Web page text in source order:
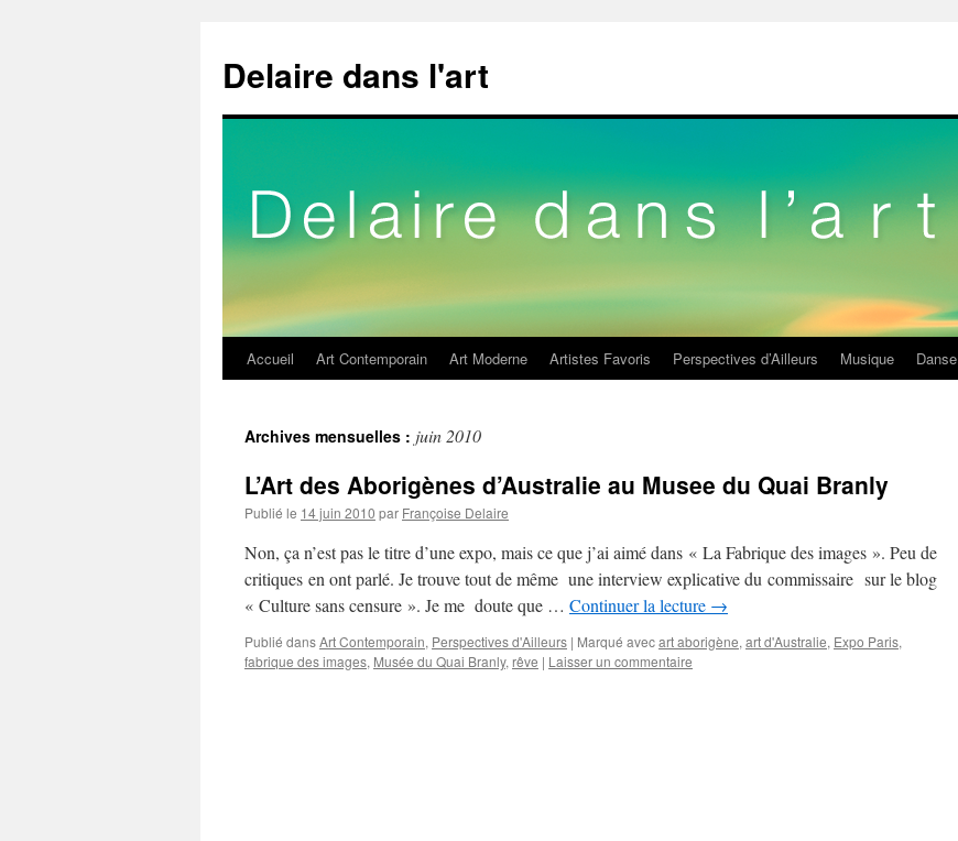
Delaire dans l'art
Aller
contenu
Accueil Art Contemporain Art Moderne Artistes Favoris Perspectives d’Ailleurs Musique Danse
Archives mensuelles : juin 2010
L’Art des Aborigènes d’Australie au Musee du Quai Branly
Publié le 14 juin 2010 par Françoise Delaire
Non, ça n’est pas le titre d’une expo, mais ce que j’ai aimé dans « La Fabrique des images ». Peu de
critiques en ont parlé. Je trouve tout de même une interview explicative du commissaire sur le blog
« Culture sans censure ». Je me doute que … Continuer la lecture →
Publié dansArt Contemporain, Perspectives d'Ailleurs | Marqué avecart aborigène, art d'Australie, Expo Paris,
fabrique des images, Musée du Quai Branly, rêve | Laisser un commentaire